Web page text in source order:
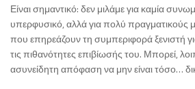
Είναι σημαντικό: δεν μιλάμε για καμία
υπερφυσικό, αλλά για πολύ πραγματικούς
που επηρεάζουν τη συμπεριφορά ξενιστή
τις πιθανότητες επιβίωσής του. Μπορεί,
ασυνείδητη απόφαση να μην είναι τόσο…